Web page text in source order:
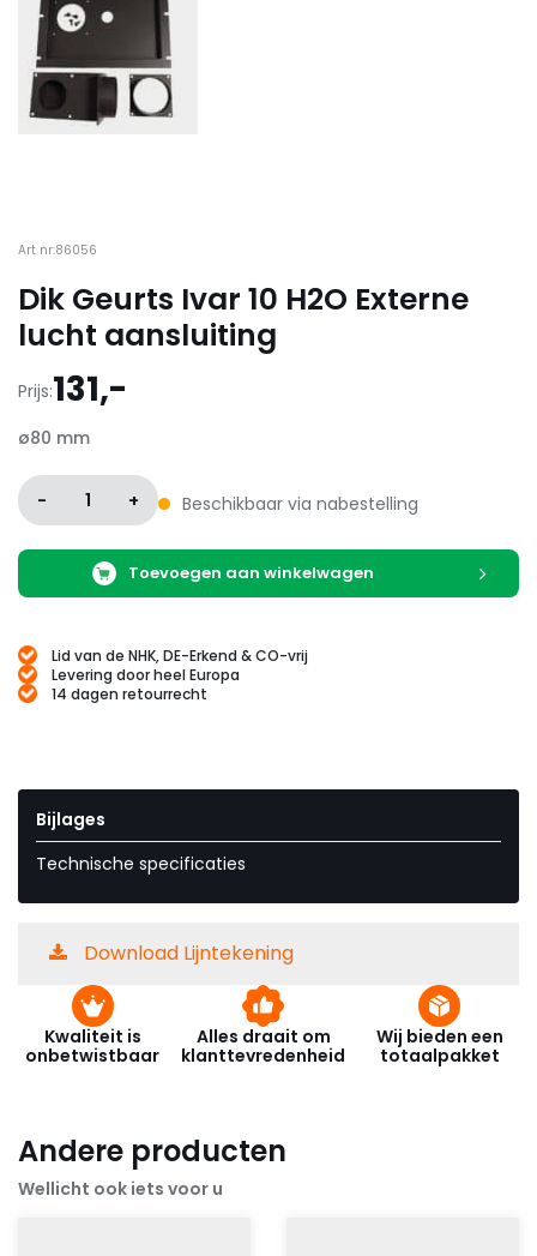
Art nr:86056
Dik Geurts Ivar 10 H2O Externe
lucht aansluiting
Prijs:131,-
ø80 mm
- 1 + Beschikbaar via nabestelling
Toevoegen aan winkelwagen
Lid van de NHK, DE-Erkend & CO-vrij
Levering door heel Europa
14 dagen retourrecht
Bijlages
Technische specificaties
Download Lijntekening
Kwaliteit is
onbetwistbaar
Alles draait om
klanttevredenheid
Wij bieden een
totaalpakket
Andere producten
Wellicht ook iets voor u